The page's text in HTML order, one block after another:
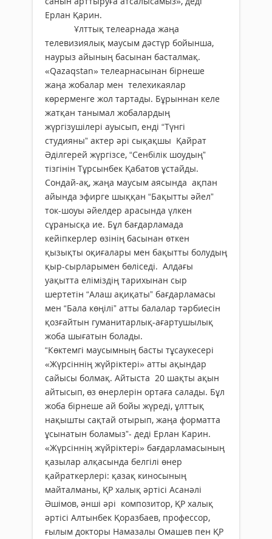
Ерлан Қарин.
Ұлттық телеарнада жаңа
телевизиялық маусым дәстүр бойынша,
наурыз айының басынан басталмақ.
«Qazaqstan» телеарнасынан бірнеше
жаңа жобалар мен телехикаялар
көрерменге жол тартады. Бұрыннан келе
жатқан танымал жобалардың
жүргізушілері ауысып, енді “Түнгі
студияны” актер әрі сықақшы Қайрат
Әділгерей жүргізсе, “Сенбілік шоудың”
тізгінін Тұрсынбек Қабатов ұстайды.
Сондай-ақ, жаңа маусым аясында ақпан
айында эфирге шыққан “Бақытты әйел”
ток-шоуы әйелдер арасында үлкен
сұранысқа ие. Бұл бағдарламада
кейіпкерлер өзінің басынан өткен
қызықты оқиғалары мен бақытты болудың
қыр-сырларымен бөліседі. Алдағы
уақытта еліміздің тарихынан сыр
шертетін “Алаш ақиқаты” бағдарламасы
мен “Бала көңілі” атты балалар тәрбиесін
қозғайтын гуманитарлық-ағартушылық
жоба шығатын болады.
“Көктемгі маусымның басты тұсаукесері
«Жүрсіннің жүйріктері» атты ақындар
сайысы болмақ. Айтыста 20 шақты ақын
айтысып, өз өнерлерін ортаға салады. Бұл
жоба бірнеше ай бойы жүреді, ұлттық
нақышты сақтай отырып, жаңа форматта
ұсынатын боламыз”- деді Ерлан Карин.
«Жүрсіннің жүйріктері» бағдарламасының
қазылар алқасында белгілі өнер
қайраткерлері: қазақ киносының
майталманы, ҚР халық әртісі Асанәлі
Әшімов, әнші әрі композитор, ҚР халық
әртісі Алтынбек Қоразбаев, профессор,
ғылым докторы Намазалы Омашев пен ҚР